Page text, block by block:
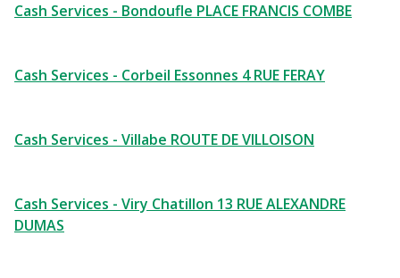
Cash Services - Bondoufle PLACE FRANCIS COMBE
Cash Services - Corbeil Essonnes 4 RUE FERAY
Cash Services - Villabe ROUTE DE VILLOISON
Cash Services - Viry Chatillon 13 RUE ALEXANDRE
DUMAS